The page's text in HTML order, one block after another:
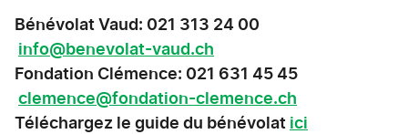
Bénévolat Vaud: 021 313 24 00
info@benevolat-vaud.ch
Fondation Clémence: 021 631 45 45
clemence@fondation-clemence.ch
Téléchargez le guide du bénévolat ici